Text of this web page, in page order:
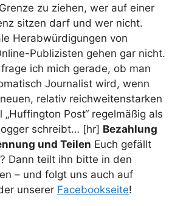
zu ziehen, wer auf einer
sitzen darf und wer nicht.
Herabwürdigungen von
Publizisten gehen gar nicht.
ich mich gerade, ob man
Journalist wird, wenn
relativ reichweitenstarken
Post“ regelmäßig als
schreibt… [hr] Bezahlung
und Teilen Euch gefällt
Dann teilt ihn bitte in den
– und folgt uns auch auf
unserer Facebookseite!